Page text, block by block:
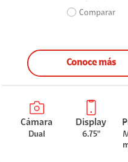
Comparar
Conoce más
Cámara
Dual
Display
6.75"